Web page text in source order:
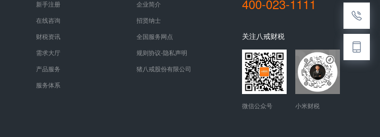
新手注册
在线咨询
财税资讯
需求大厅
产品服务
服务体系
企业简介
招贤纳士
全国服务网点
规则协议-隐私声明
猪八戒股份有限公司
400-023-1111
关注八戒财税
微信公众号 小米财税